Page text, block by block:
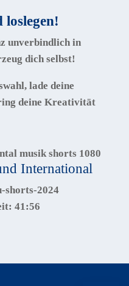
unverbindlich in
dich selbst!
lade deine
deine Kreativität
International
shorts-2024
41:56